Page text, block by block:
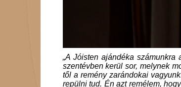
„A Jóisten ajándéka
szentévben kerül sor, melynek
től a remény zarándokai
repülni tud. Én azt remélem,